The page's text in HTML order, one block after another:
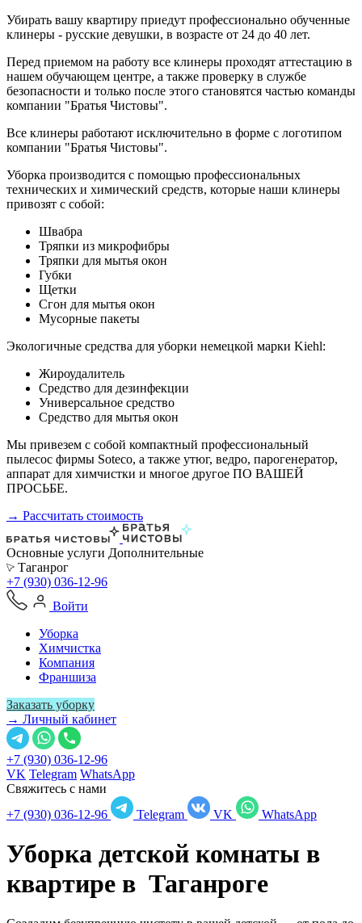
Убирать вашу квартиру приедут профессионально обученные
клинеры - русские девушки, в возрасте от 24 до 40 лет.
Перед приемом на работу все клинеры проходят аттестацию в
нашем обучающем центре, а также проверку в службе
безопасности и только после этого становятся частью команды
компании "Братья Чистовы".
Все клинеры работают исключительно в форме с логотипом
компании "Братья Чистовы".
Уборка производится с помощью профессиональных
технических и химический средств, которые наши клинеры
привозят с собой:
Швабра
Тряпки из микрофибры
Тряпки для мытья окон
Губки
Щетки
Сгон для мытья окон
Мусорные пакеты
Экологичные средства для уборки немецкой марки Kiehl:
Жироудалитель
Средство для дезинфекции
Универсальное средство
Средство для мытья окон
Мы привезем с собой компактный профессиональный
пылесос фирмы Soteco, а также утюг, ведро, парогенератор,
аппарат для химчистки и многое другое ПО ВАШЕЙ
ПРОСЬБЕ.
→ Рассчитать стоимость
Основные услуги Дополнительные
Таганрог
+7 (930) 036-12-96
Войти
Уборка
Химчистка
Компания
Франшиза
Заказать уборку
→ Личный кабинет
+7 (930) 036-12-96
VK Telegram WhatsApp
Свяжитесь с нами
+7 (930) 036-12-96
Telegram VK WhatsApp
Уборка детской комнаты в
квартире в Таганроге